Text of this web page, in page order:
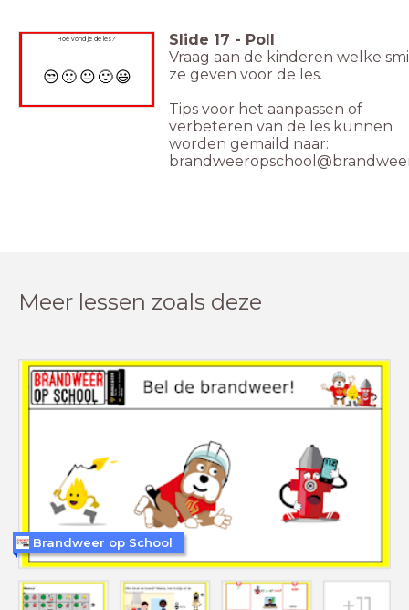
Hoe vond je de les?
😒 🙁 😐 🙂😃
Slide 17 - Poll
Vraag aan de kinderen welke
ze geven voor de les.
Tips voor het aanpassen of
verbeteren van de les kunnen
worden gemaild naar:
Meer lessen zoals deze
Brandweer op School